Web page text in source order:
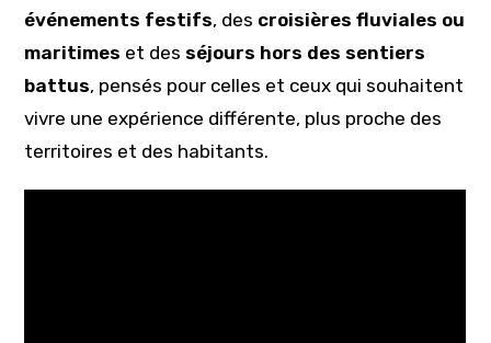
événements festifs, des croisières fluviales ou
maritimes et desséjours hors des sentiers
battus, pensés pour celles et ceux qui souhaitent
vivre une expérience différente, plus proche des
territoires et des habitants.